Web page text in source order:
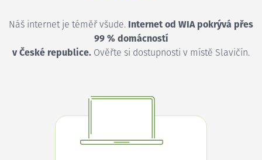
Náš internet je téměř všude. Internet od WIA pokrývá přes
99 % domácností
v České republice. Ověřte si dostupnosti v místě Slavičín.